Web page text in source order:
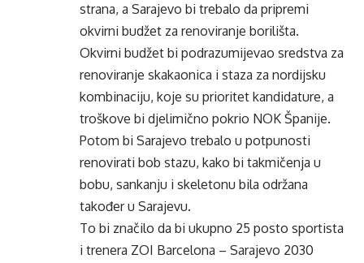
strana, a Sarajevo bi trebalo da pripremi
okvirni budžet za renoviranje borilišta.
Okvirni budžet bi podrazumijevao sredstva za
renoviranje skakaonica i staza za nordijsku
kombinaciju, koje su prioritet kandidature, a
troškove bi djelimično pokrio NOK Španije.
Potom bi Sarajevo trebalo u potpunosti
renovirati bob stazu, kako bi takmičenja u
bobu, sankanju i skeletonu bila održana
također u Sarajevu.
To bi značilo da bi ukupno 25 posto sportista
i trenera ZOI Barcelona – Sarajevo 2030